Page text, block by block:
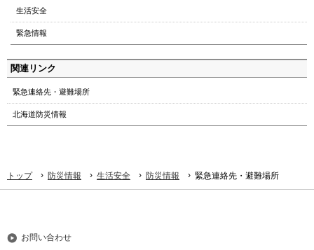
ッ
プ
へ
本
文
ニ
ュ
生活安全
緊急情報
関連リンク
緊急連絡先・避難場所
北海道防災情報
トップ › 防災情報 › 生活安全 › 防災情報 › 緊急連絡先・避難場所
お問い合わせ